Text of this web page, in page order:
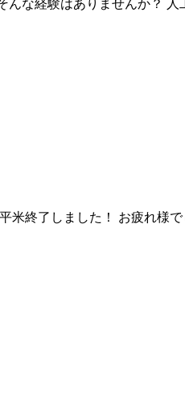
な経験はありませんか？
米終了しました！ お疲れ様